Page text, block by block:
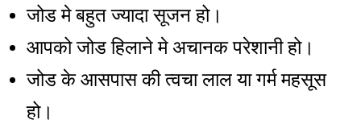
जोड मे बहुत ज्यादा सूजन हो।
आपको जोड हिलाने मे अचानक परेशानी हो।
जोड के आसपास की त्वचा लाल या गर्म महसूस
हो।